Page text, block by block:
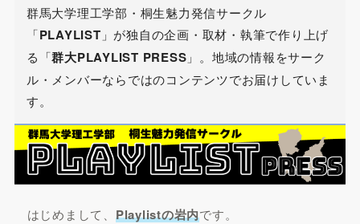
群馬大学理工学部・桐生魅力発信サークル
「PLAYLIST 」が独自の企画・取材・執筆で作り上げ
る「群大PLAYLIST PRESS 」。地域の情報をサーク
ル・メンバーならではのコンテンツでお届けしていま
す。
はじめまして、 Playlistの岩内です。